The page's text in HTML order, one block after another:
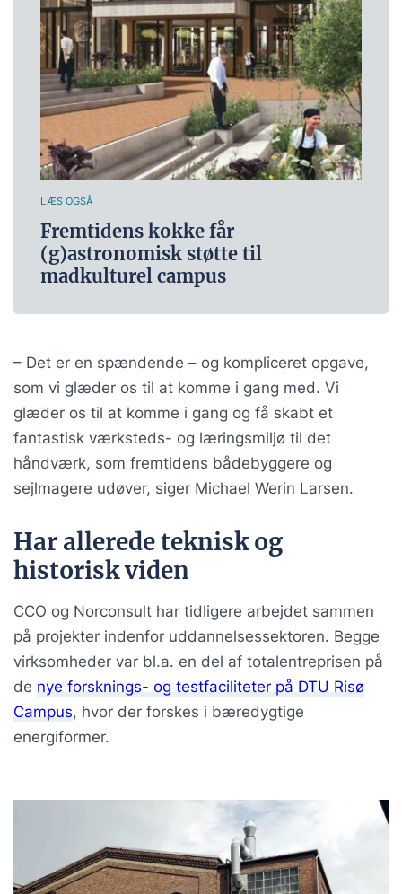
LÆS OGSÅ
Fremtidens kokke får
(g)astronomisk støtte til
madkulturel campus
– Det er en spændende – og kompliceret opgave,
som vi glæder os til at komme i gang med. Vi
glæder os til at komme i gang og få skabt et
fantastisk værksteds- og læringsmiljø til det
håndværk, som fremtidens bådebyggere og
sejlmagere udøver, siger Michael Werin Larsen.
Har allerede teknisk og
historisk viden
CCO og Norconsult har tidligere arbejdet sammen
på projekter indenfor uddannelsessektoren. Begge
virksomheder var bl.a. en del af totalentreprisen på
de nye forsknings- og testfaciliteter på DTU Risø
Campus, hvor der forskes i bæredygtige
energiformer.